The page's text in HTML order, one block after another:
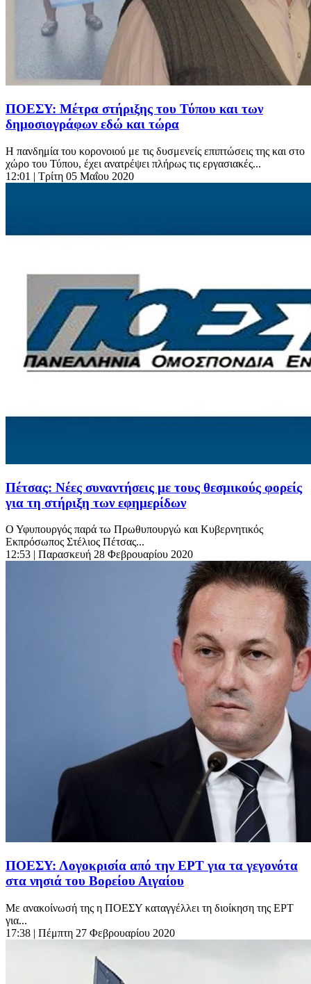
ΠΟΕΣΥ: Μέτρα στήριξης του Τύπου και των
δημοσιογράφων εδώ και τώρα
Η πανδημία του κορoνοιού με τις δυσμενείς επιπτώσεις της και στο
χώρο του Τύπου, έχει ανατρέψει πλήρως τις εργασιακές...
12:01 | Τρίτη 05 Μαΐου 2020
Πέτσας: Νέες συναντήσεις με τους θεσμικούς φορείς
για τη στήριξη των εφημερίδων
Ο Υφυπουργός παρά τω Πρωθυπουργώ και Κυβερνητικός
Εκπρόσωπος Στέλιος Πέτσας...
12:53 | Παρασκευή 28 Φεβρουαρίου 2020
ΠΟΕΣΥ: Λογοκρισία από την ΕΡΤ για τα γεγονότα
στα νησιά του Βορείου Αιγαίου
Με ανακοίνωσή της η ΠΟΕΣΥ καταγγέλλει τη διοίκηση της ΕΡΤ
για...
17:38 | Πέμπτη 27 Φεβρουαρίου 2020